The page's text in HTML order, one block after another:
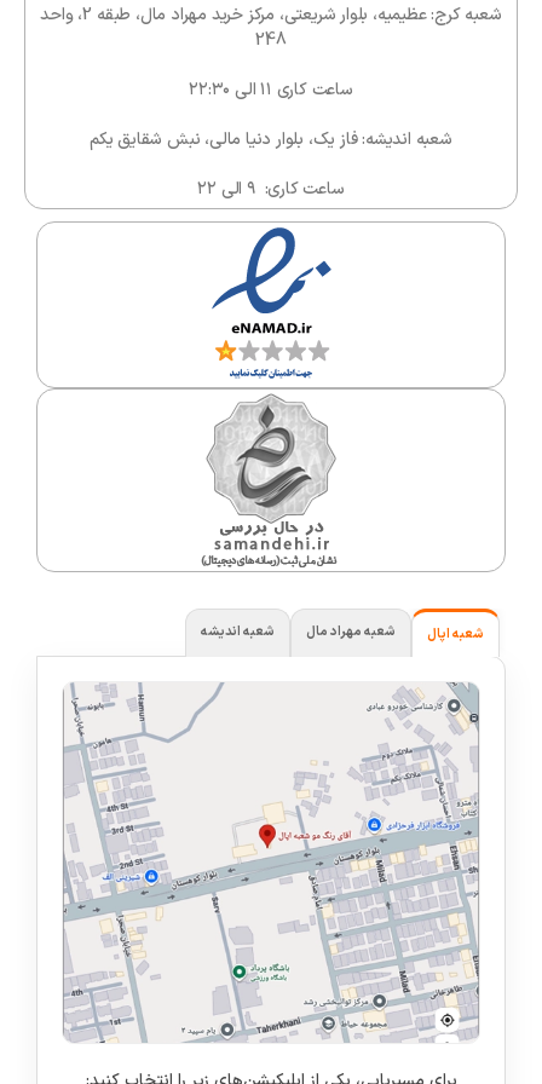
شعبه کرج: عظیمیه، بلوار شریعتی، مرکز خرید مهراد مال، طبقه 2، واحد
248
ساعت کاری ۱۱ الی ۲۲:۳۰
شعبه اندیشه: فاز یک، بلوار دنیا مالی، نبش شقایق یکم
ساعت کاری: ۹ الی ۲۲
شعبه اپال شعبه مهراد مال شعبه اندیشه